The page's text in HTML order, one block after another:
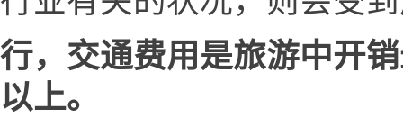
行，交通费用是旅游中开
以上。